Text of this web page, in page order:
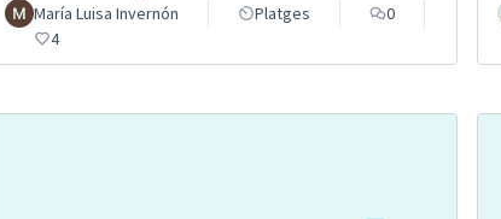
María Luisa Invernón Platges
0
4